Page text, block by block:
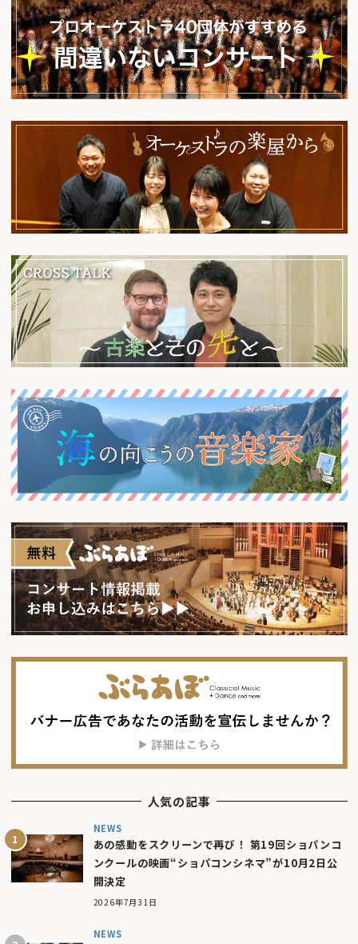
人気の記事
NEWS
あの感動をスクリーンで再び！ 第19回ショパンコ
ンクールの映画“ショパコンシネマ”が10月2日公
開決定
2026年7月31日
NEWS